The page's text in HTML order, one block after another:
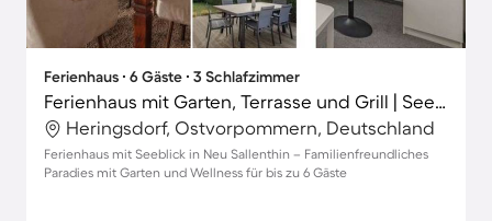
Ferienhaus ∙ 6 Gäste ∙ 3 Schlafzimmer
Ferienhaus mit Garten, Terrasse und Grill | Seeblick | Ideal für Homeoffice
Heringsdorf, Ostvorpommern, Deutschland
Ferienhaus mit Seeblick in Neu Sallenthin – Familienfreundliches
Paradies mit Garten und Wellness für bis zu 6 Gäste